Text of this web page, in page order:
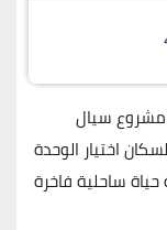
مشروع سيال
اختيار الوحدة
حياة ساحلية فاخرة